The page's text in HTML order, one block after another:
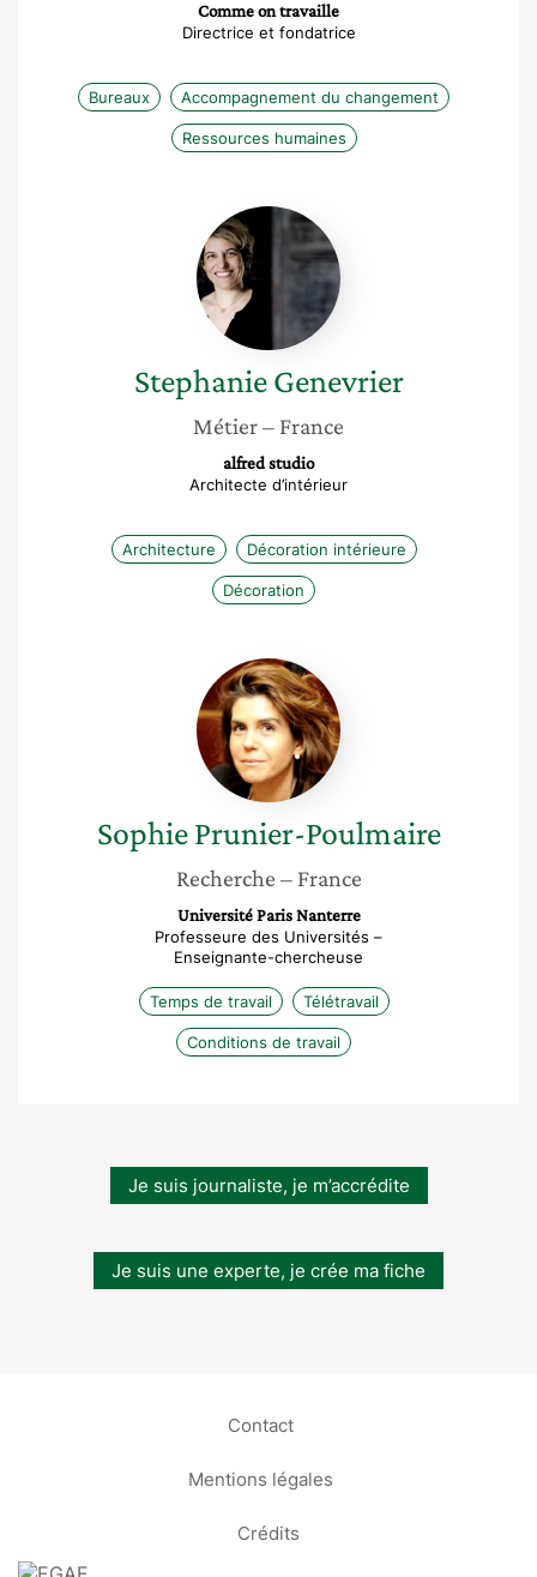
Comme on travaille
Directrice et fondatrice
Bureaux Accompagnement du changement
Ressources humaines
Stephanie
Genevrier
Stephanie Genevrier
Métier– France
alfred studio
Architecte d’intérieur
Architecture Décoration intérieure
Décoration
Sophie
Prunier-
Poulmaire
Sophie Prunier-Poulmaire
Recherche – France
Université Paris Nanterre
Professeure des Universités –
Enseignante-chercheuse
Temps de travail Télétravail
Conditions de travail
Je suis journaliste, je m’accrédite
Je suis une experte, je crée ma fiche
Contact
Mentions légales
Crédits